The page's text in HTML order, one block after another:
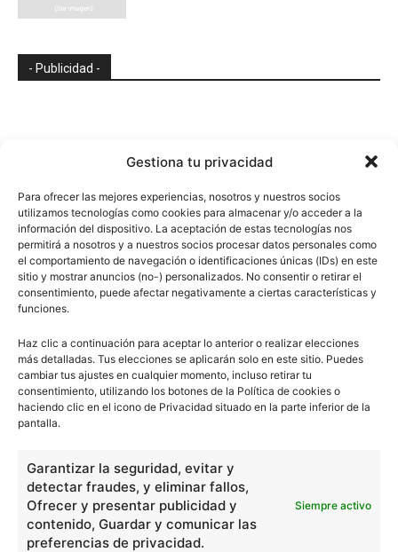
Gestiona tu privacidad
Para ofrecer las mejores experiencias, nosotros y nuestros socios
utilizamos tecnologías como cookies para almacenar y/o acceder a la
información del dispositivo. La aceptación de estas tecnologías nos
permitirá a nosotros y a nuestros socios procesar datos personales como
el comportamiento de navegación o identificaciones únicas (IDs) en este
sitio y mostrar anuncios (no-) personalizados. No consentir o retirar el
consentimiento, puede afectar negativamente a ciertas características y
funciones.
Haz clic a continuación para aceptar lo anterior o realizar elecciones
más detalladas. Tus elecciones se aplicarán solo en este sitio. Puedes
cambiar tus ajustes en cualquier momento, incluso retirar tu
consentimiento, utilizando los botones de la Política de cookies o
haciendo clic en el icono de Privacidad situado en la parte inferior de la
pantalla.
Garantizar la seguridad, evitar y
detectar fraudes, y eliminar fallos,
Ofrecer y presentar publicidad y
contenido, Guardar y comunicar las
preferencias de privacidad.
Siempre activo
- Publicidad -